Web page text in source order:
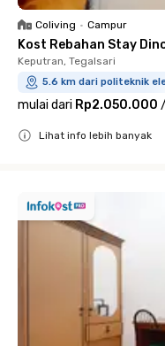
Coliving • Campur
Kost Rebahan Stay
Keputran, Tegalsari
5.6 km dari politeknik
mulai dari Rp2.050.000 /
Lihat info lebih banyak